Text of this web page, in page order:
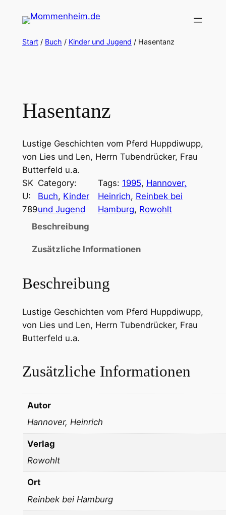
Inhalt
springen
Start/ Buch / Kinder und Jugend / Hasentanz
Hasentanz
Lustige Geschichten vom Pferd Huppdiwupp,
von Lies und Len, Herrn Tubendrücker, Frau
Butterfeld u.a.
SK
U:
789
Category:
Buch, Kinder
und Jugend
Tags: 1995, Hannover,
Heinrich, Reinbek bei
Hamburg, Rowohlt
Beschreibung
Zusätzliche Informationen
Beschreibung
Lustige Geschichten vom Pferd Huppdiwupp,
von Lies und Len, Herrn Tubendrücker, Frau
Butterfeld u.a.
Zusätzliche Informationen
Autor
Hannover, Heinrich
Verlag
Rowohlt
Ort
Reinbek bei Hamburg